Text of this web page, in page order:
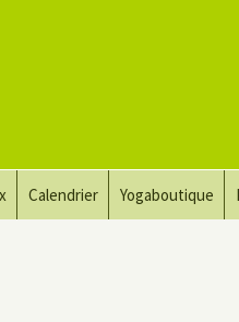
Calendrier Yogaboutique